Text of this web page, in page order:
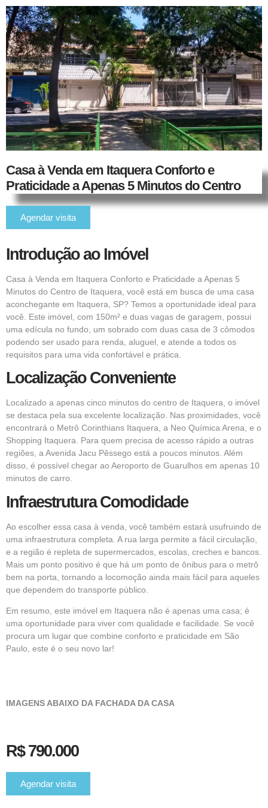
Casa à Venda em Itaquera Conforto e
Praticidade a Apenas 5 Minutos do Centro
Agendar visita
Introdução ao Imóvel
Casa à Venda em Itaquera Conforto e Praticidade a Apenas 5
Minutos do Centro de Itaquera, você está em busca de uma casa
aconchegante em Itaquera, SP? Temos a oportunidade ideal para
você. Este imóvel, com 150m² e duas vagas de garagem, possui
uma edícula no fundo, um sobrado com duas casa de 3 cômodos
podendo ser usado para renda, aluguel, e atende a todos os
requisitos para uma vida confortável e prática.
Localização Conveniente
Localizado a apenas cinco minutos do centro de Itaquera, o imóvel
se destaca pela sua excelente localização. Nas proximidades, você
encontrará o Metrô Corinthians Itaquera, a Neo Química Arena, e o
Shopping Itaquera. Para quem precisa de acesso rápido a outras
regiões, a Avenida Jacu Pêssego está a poucos minutos. Além
disso, é possível chegar ao Aeroporto de Guarulhos em apenas 10
minutos de carro.
Infraestrutura Comodidade
Ao escolher essa casa à venda, você também estará usufruindo de
uma infraestrutura completa. A rua larga permite a fácil circulação,
e a região é repleta de supermercados, escolas, creches e bancos.
Mais um ponto positivo é que há um ponto de ônibus para o metrô
bem na porta, tornando a locomoção ainda mais fácil para aqueles
que dependem do transporte público.
Em resumo, este imóvel em Itaquera não é apenas uma casa; é
uma oportunidade para viver com qualidade e facilidade. Se você
procura um lugar que combine conforto e praticidade em São
Paulo, este é o seu novo lar!
IMAGENS ABAIXO DA FACHADA DA CASA
R$ 790.000
Agendar visita